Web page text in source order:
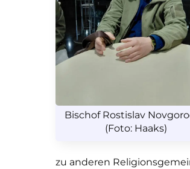
Bischof Rostislav
(Foto: Haaks)
zu anderen